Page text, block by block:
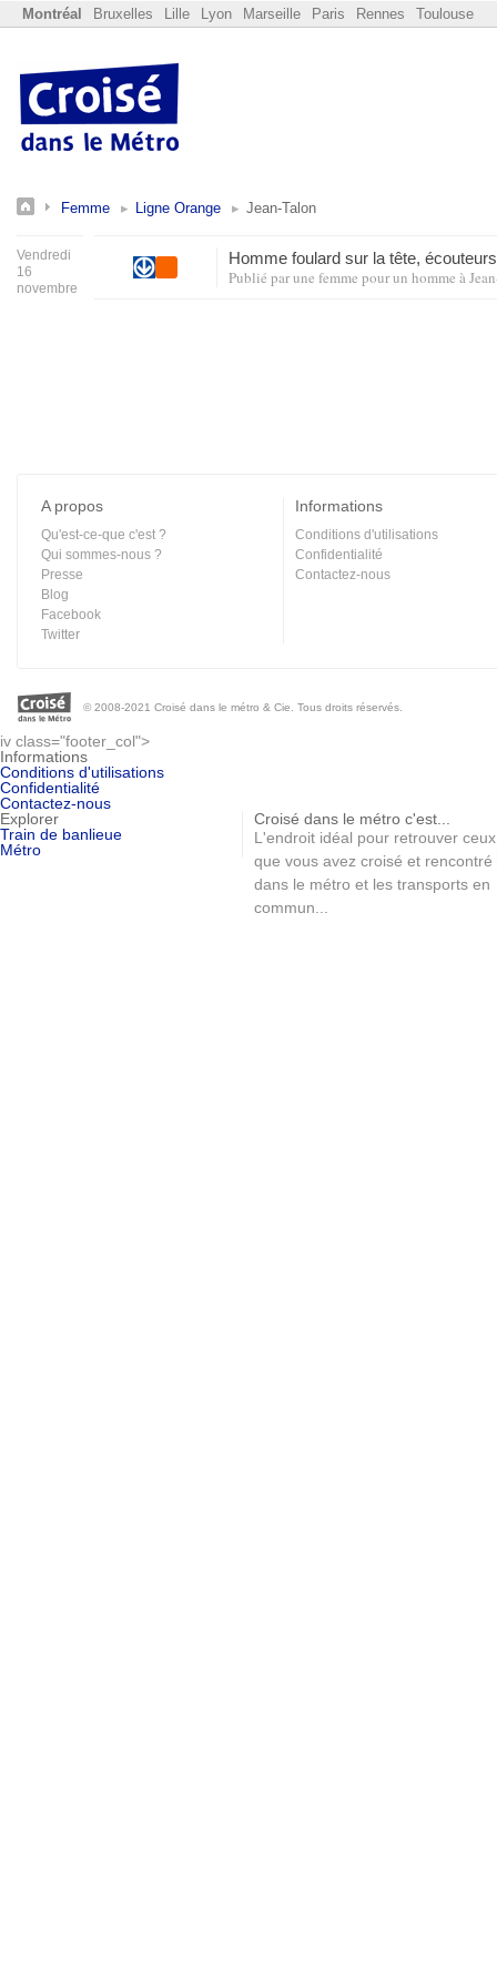
Montréal Bruxelles Lille Lyon Marseille Paris Rennes Toulouse
Femme Ligne Orange Jean-Talon
Vendredi
16
novembre
Homme foulard sur la tête,
Publié parune femme pour un homme à
A propos
Qu'est-ce-que c'est ?
Qui sommes-nous ?
Presse
Blog
Facebook
Twitter
Informations
Conditions d'utilisations
Confidentialité
Contactez-nous
© 2008-2021 Croisé dans le métro & Cie. Tous droits réservés.
iv class="footer_col">
Informations
Conditions d'utilisations
Confidentialité
Contactez-nous
Explorer
Train de banlieue
Métro
Croisé dans le métro c'est...
L'endroit idéal pour retrouver ceux
que vous avez croisé et rencontré
dans le métro et les transports en
commun...